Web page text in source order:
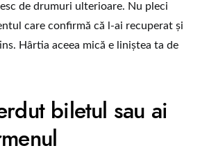
de drumuri ulterioare. Nu pleci
care confirmă că l-ai recuperat și
Hârtia aceea mică e liniștea ta de
biletul sau ai